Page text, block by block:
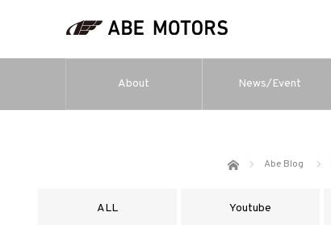
About News/Event
ホーム Abe Blog
ALL Youtube